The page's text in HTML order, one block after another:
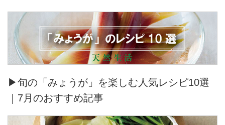
▶旬の「みょうが」を楽しむ人気レシピ10選
｜7月のおすすめ記事